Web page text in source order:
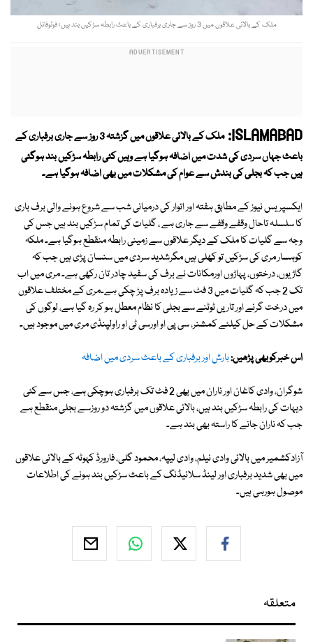
ملک کے بالائی علاقوں میں 3 روز سے جاری برفباری کے باعث رابطہ سڑکیں بند ہیں؛ فوٹوفائل
ISLAMABAD:
ملک کے بالائی علاقوں میں گزشتہ 3 روز سے جاری برفباری کے
باعث جہاں سردی کی شدت میں اضافہ ہوگیا ہے وہیں کئی رابطہ سڑکیں بند ہوگئی
ہیں جب کہ بجلی کی بندش سے عوام کی مشکلات میں بھی اضافہ ہوگیا ہے۔
ایکسپریس نیوز کے مطابق ہفتہ اور اتوار کی درمیانی شب سے شروع ہونے والی برف باری
کا سلسلہ تاحال وقفے وقفے سے جاری ہے ، گلیات کی تمام سڑکیں بند ہیں جس کی
وجہ سے گلیات کا ملک کے دیگر علاقوں سے زمینی رابطہ منقطع ہوگیا ہے۔ ملکہ
کوہسار مری کی سڑکیں تو کھلی ہیں مگرشدید سردی میں سنسان پڑی ہیں جب کہ
گاڑیوں، درختوں، پہاڑوں اورمکانات نے برف کی سفید چادر تان رکھی ہے۔ مری میں اب
تک 2 جب کہ گلیات میں 3 فٹ سے زیادہ برف پڑ چکی ہے۔مری کے مختلف علاقوں
میں درخت گرنے اور تاریں ٹوٹنے سے بجلی کا نظام معطل ہو کر رہ گیا ہے، لوگوں کی
مشکلات کے حل کیلئے کمشنر، سی پی او اورسی ٹی او راولپنڈی مری میں موجود ہیں۔
اس خبرکوبھی پڑھیں:بارش اور برفباری کے باعث سردی میں اضافہ
شوگران، وادی کاغان اور ناران میں بھی 2 فٹ تک برفباری ہوچکی ہے، جس سے کئی
دیہات کی رابطہ سڑکیں بند ہیں، بالائی علاقوں میں گزشتہ دو روزسے بجلی منقطع ہے
جب کہ ناران جانے کا راستہ بھی بند ہے۔
آزادکشمیر میں بالائی وادی نیلم، وادی لیپہ، محمود گلی، فارورڈ کہوٹہ کے بالائی علاقوں
میں بھی شدید برفباری اور لینڈ سلائیڈنگ کے باعث سڑکیں بند ہونے کی اطلاعات
موصول ہورہی ہیں۔
متعلقہ